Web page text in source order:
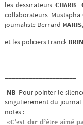
les dessinateurs CHARB
collaborateurs Mustapha
journaliste Bernard MARIS,
et les policiers Franck
NBPour pointer le
singulièrement du journal
notes :
«C’est dur d’être aimé